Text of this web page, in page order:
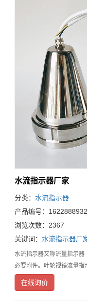
水流指示器厂家
分类： 水流指示器
产品编号：1622888932
浏览次数：2367
关键词： 水流指示器厂
水流指示器又称流量指示
必要附件。叶轮视镜流量
统、石油、化工、化纤、医
体、气体、蒸汽等介质的流
在线询价